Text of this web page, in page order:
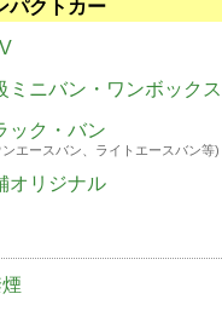
パクトカー
ミニバン・ワンボックス
ック・バン
エースバン、ライトエースバン等)
オリジナル